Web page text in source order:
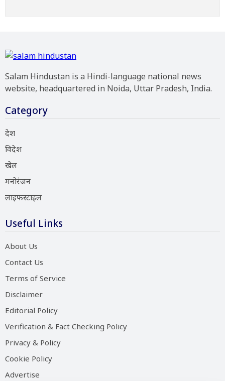
Salam Hindustan is a Hindi-language national news
website, headquartered in Noida, Uttar Pradesh, India.
Category
देश
विदेश
खेल
मनोरंजन
लाइफस्टाइल
Useful Links
About Us
Contact Us
Terms of Service
Disclaimer
Editorial Policy
Verification & Fact Checking Policy
Privacy & Policy
Cookie Policy
Advertise